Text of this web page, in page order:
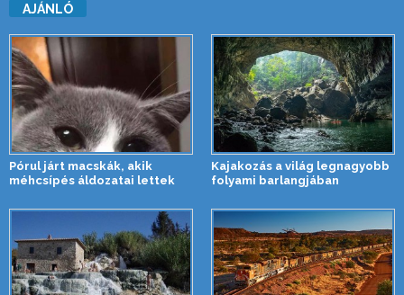
AJÁNLÓ
Pórul járt macskák, akik
méhcsípés áldozatai lettek
Kajakozás a világ legnagyobb
folyami barlangjában